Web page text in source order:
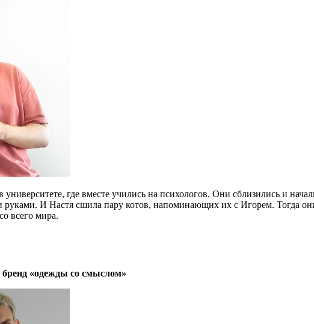
университете, где вместе учились на психологов. Они сблизились и
руками. И Настя сшила пару котов, напоминающих их с Игорем. Тогда
всего мира.
бренд «одежды со смыслом»